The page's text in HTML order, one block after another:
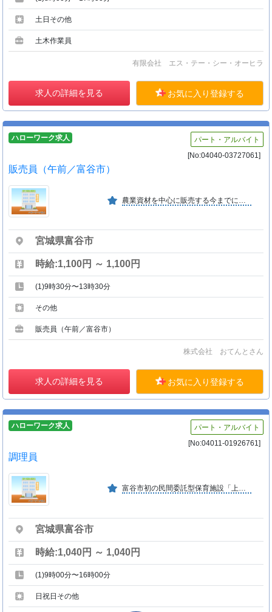
土日その他
土木作業員
有限会社 エス・テー・シー・オーヒラ
求人の詳細を見る お気に入り登録する
ハローワーク求人
パート・アルバイト
[No:04040-03727061]
販売員（午前／富谷市）
宮城県富谷市
時給:1,100円 ～ 1,100円
(1)9時30分〜13時30分
その他
販売員（午前／富谷市）
株式会社 おてんとさん
求人の詳細を見る お気に入り登録する
ハローワーク求人
パート・アルバイト
[No:04011-01926761]
調理員
富谷市初の民間委託型保育施設「上桜木果樹園の森こども園」をはじめ「明石台若樹の森こども園」「おおひら万葉こども園」「仙台いずみの森こども園」「泉ヶ丘保育園」の６施設を運営しています
宮城県富谷市
時給:1,040円 ～ 1,040円
(1)9時00分〜16時00分
日祝日その他